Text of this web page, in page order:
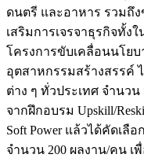
ดนตรี และอาหาร รวมถึ
เสริมการเจรจาธุรกิจทั้ง
โครงการขับเคลื่อนนโยบ
อุตสาหกรรมสร้างสรรค์
ต่าง ๆ ทั่วประเทศ จำนว
จากฝึกอบรม Upskill/
Soft Power แล้วได้คัดเลื
จำนวน 200 ผลงาน/คน